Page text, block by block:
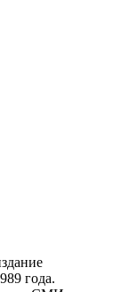
года.